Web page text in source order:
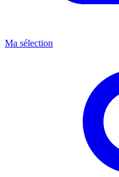
Ma sélection